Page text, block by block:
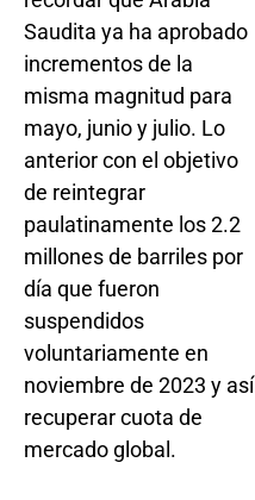
Saudita ya ha aprobado
incrementos de la
misma magnitud para
mayo, junio y julio. Lo
anterior con el objetivo
de reintegrar
paulatinamente los 2.2
millones de barriles por
día que fueron
suspendidos
voluntariamente en
noviembre de 2023 y así
recuperar cuota de
mercado global.